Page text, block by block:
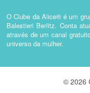
O Clube da Alice® é um
Balestieri Berlitz. Conta
através de um canal
universo da mulher.
© 2026